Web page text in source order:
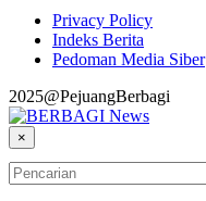
Privacy Policy
Indeks Berita
Pedoman Media Siber
2025@PejuangBerbagi
×